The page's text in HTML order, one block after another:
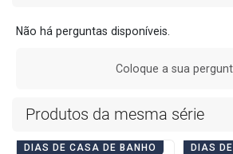
Não há perguntas disponíveis.
Coloque a sua
Produtos da mesma série
DIAS DE CASA DE BANHO DIAS